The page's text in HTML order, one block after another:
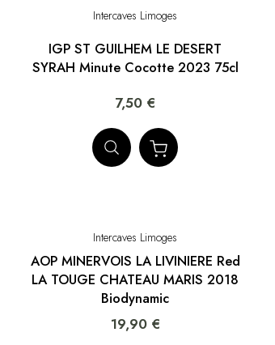
Intercaves Limoges
IGP ST GUILHEM LE DESERT
SYRAH Minute Cocotte 2023 75cl
7,50 €
Intercaves Limoges
AOP MINERVOIS LA LIVINIERE Red
LA TOUGE CHATEAU MARIS 2018
Biodynamic
19,90 €